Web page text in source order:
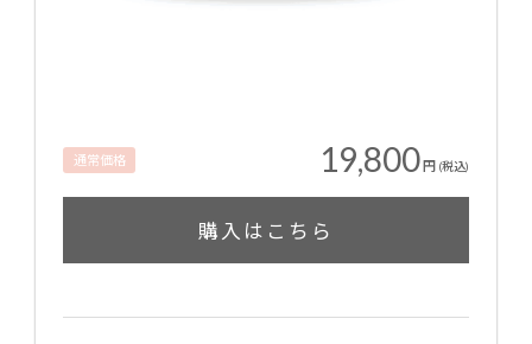
通常価格 19,800円 (税込)
購入はこちら